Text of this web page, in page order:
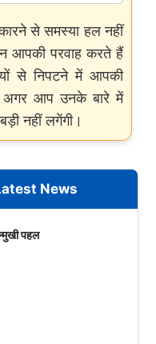
से समस्या हल नहीं
आपकी परवाह करते हैं
से निपटने में आपकी
आप उनके बारे में
नहीं लगेंगी।
News
पहल